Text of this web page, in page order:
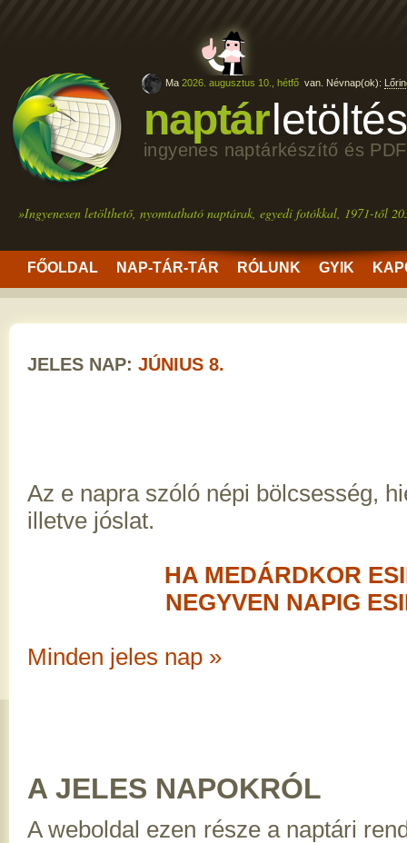
naptárletöltés
ingyenes naptárkészítő és
»Ingyenesen letölthető, nyomtatható naptárak, egyedi fotókkal, 1971-től
FŐOLDAL NAP-TÁR-TÁR RÓLUNK GYIK
Ma 2026. augusztus 10., hétfő van. Névnap(ok):
JELES NAP: JÚNIUS 8.
Az e napra szóló népi bölcsesség,
illetve jóslat.
HA MEDÁRDKOR
NEGYVEN NAPIG
Minden jeles nap »
A JELES NAPOKRÓL
A weboldal ezen része a naptári